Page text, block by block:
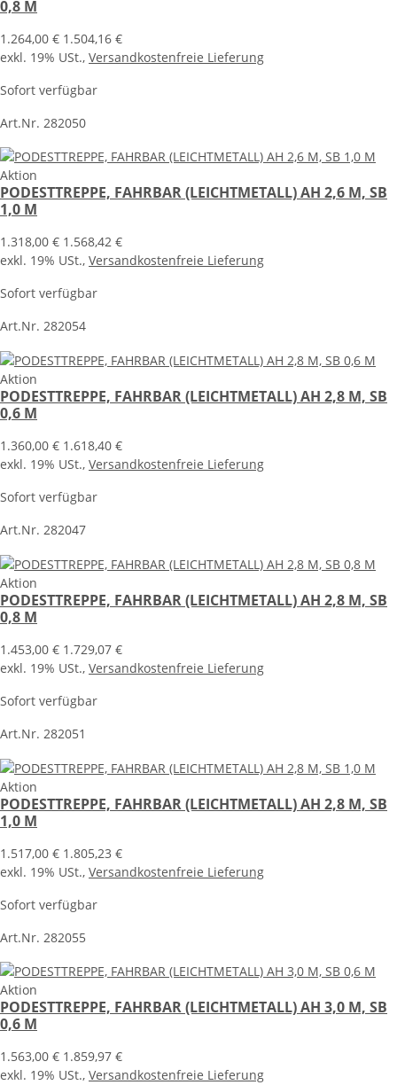
0,8 M
1.264,00 € 1.504,16 €
exkl. 19% USt., Versandkostenfreie Lieferung
Sofort verfügbar
Art.Nr. 282050
Aktion
PODESTTREPPE, FAHRBAR (LEICHTMETALL) AH 2,6 M, SB
1,0 M
1.318,00 € 1.568,42 €
exkl. 19% USt., Versandkostenfreie Lieferung
Sofort verfügbar
Art.Nr. 282054
Aktion
PODESTTREPPE, FAHRBAR (LEICHTMETALL) AH 2,8 M, SB
0,6 M
1.360,00 € 1.618,40 €
exkl. 19% USt., Versandkostenfreie Lieferung
Sofort verfügbar
Art.Nr. 282047
Aktion
PODESTTREPPE, FAHRBAR (LEICHTMETALL) AH 2,8 M, SB
0,8 M
1.453,00 € 1.729,07 €
exkl. 19% USt., Versandkostenfreie Lieferung
Sofort verfügbar
Art.Nr. 282051
Aktion
PODESTTREPPE, FAHRBAR (LEICHTMETALL) AH 2,8 M, SB
1,0 M
1.517,00 € 1.805,23 €
exkl. 19% USt., Versandkostenfreie Lieferung
Sofort verfügbar
Art.Nr. 282055
Aktion
PODESTTREPPE, FAHRBAR (LEICHTMETALL) AH 3,0 M, SB
0,6 M
1.563,00 € 1.859,97 €
exkl. 19% USt., Versandkostenfreie Lieferung